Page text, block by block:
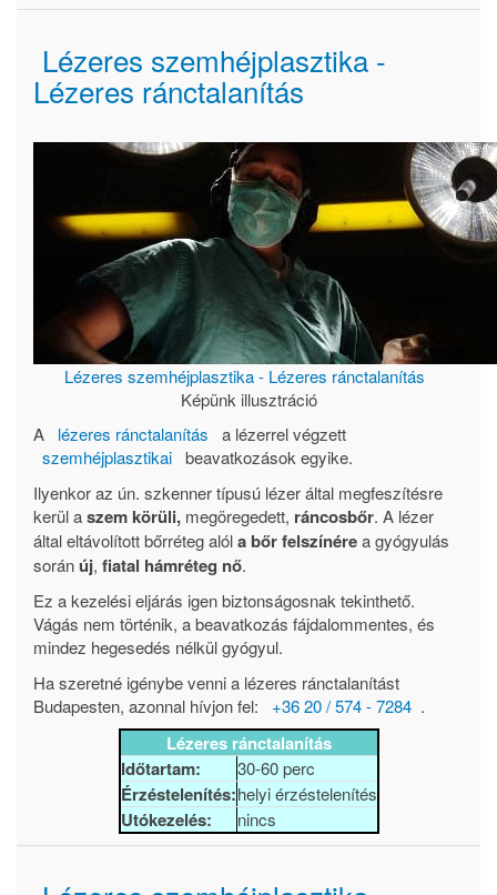
Lézeres szemhéjplasztika -
Lézeres ránctalanítás
Lézeres szemhéjplasztika - Lézeres ránctalanítás
Képünk illusztráció
A
lézeres ránctalanítás
a lézerrel végzett
szemhéjplasztikai beavatkozások egyike.
Ilyenkor az ún. szkenner típusú lézer által megfeszítésre
kerül aszem körüli, megöregedett, ráncosbőr. A lézer
által eltávolított bőrréteg alóla bőr felszínérea gyógyulás
soránúj, fiatal hámréteg nő.
Ez a kezelési eljárás igen biztonságosnak tekinthető.
Vágás nem történik, a beavatkozás fájdalommentes, és
mindez hegesedés nélkül gyógyul.
Ha szeretné igénybe venni a lézeres ránctalanítást
Budapesten, azonnal hívjon fel:
+36 20 / 574 - 7284 .
Lézeres ránctalanítás
Időtartam:
30-60 perc
Érzéstelenítés:helyi érzéstelenítés
Utókezelés: nincs